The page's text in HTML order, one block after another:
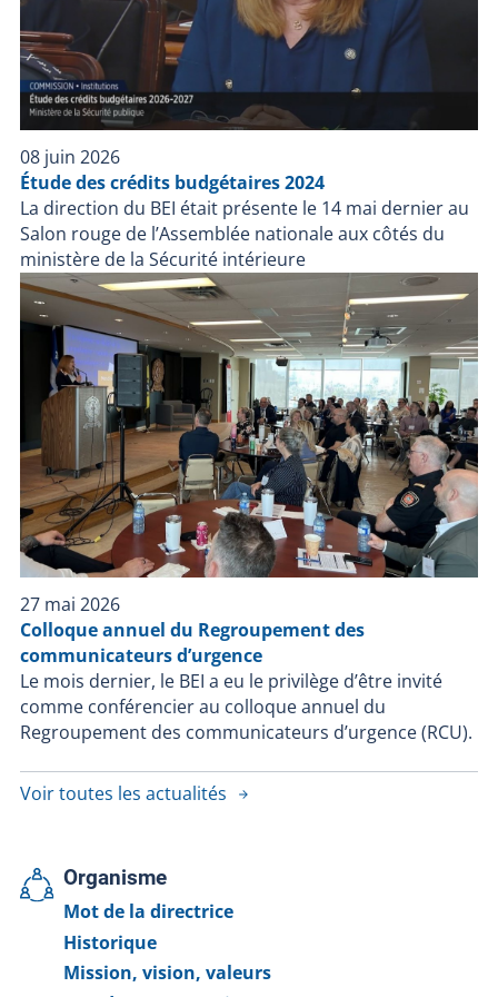
08 juin 2026
Étude des crédits budgétaires 2024
La direction du BEI était présente le 14 mai dernier au
Salon rouge de l’Assemblée nationale aux côtés du
ministère de la Sécurité intérieure
27 mai 2026
Colloque annuel du Regroupement des
communicateurs d’urgence
Le mois dernier, le BEI a eu le privilège d’être invité
comme conférencier au colloque annuel du
Regroupement des communicateurs d’urgence (RCU).
Voir toutes les actualités
Organisme
Mot de la directrice
Historique
Mission, vision, valeurs